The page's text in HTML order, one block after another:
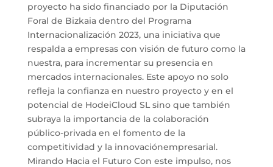
proyecto ha sido financiado por la Diputación
Foral de Bizkaia dentro del Programa
Internacionalización 2023, una iniciativa que
respalda a empresas con visión de futuro como la
nuestra, para incrementar su presencia en
mercados internacionales. Este apoyo no solo
refleja la confianza en nuestro proyecto y en el
potencial de HodeiCloud SL sino que también
subraya la importancia de la colaboración
público-privada en el fomento de la
competitividad y la innovaciónempresarial.
Mirando Hacia el Futuro Con este impulso, nos